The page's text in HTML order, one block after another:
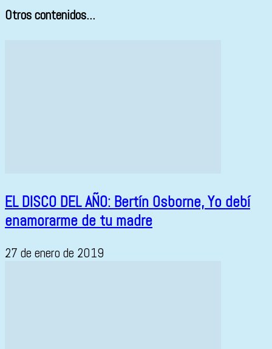
Otros contenidos...
EL DISCO DEL AÑO: Bertín Osborne, Yo debí
enamorarme de tu madre
27 de enero de 2019